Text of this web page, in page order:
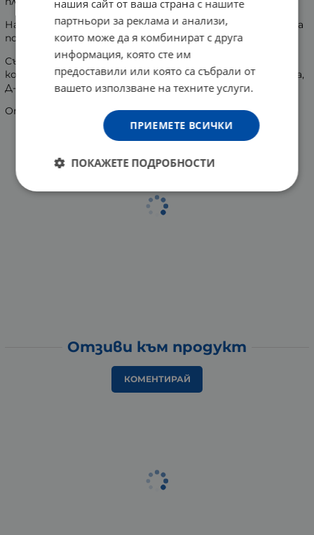
Напръсква се върху сух или влажен косъм, във втората
половина по дължина на косъма.
Състав: кератинов комплекс, тривитамини ойл,
комплекс термозащита, комплекс от етерични масла,
Д-пантенол, поликвантериум7, глицерин.
Опаковка: 100 мл.
Отзиви към продукт
КОМЕНТИРАЙ
нашия сайт от ваша страна с нашите
партньори за реклама и анализи,
които може да я комбинират с друга
информация, която сте им
предоставили или която са събрали от
вашето използване на техните услуги.
ПРИЕМЕТЕ ВСИЧКИ
ПОКАЖЕТЕ ПОДРОБНОСТИ